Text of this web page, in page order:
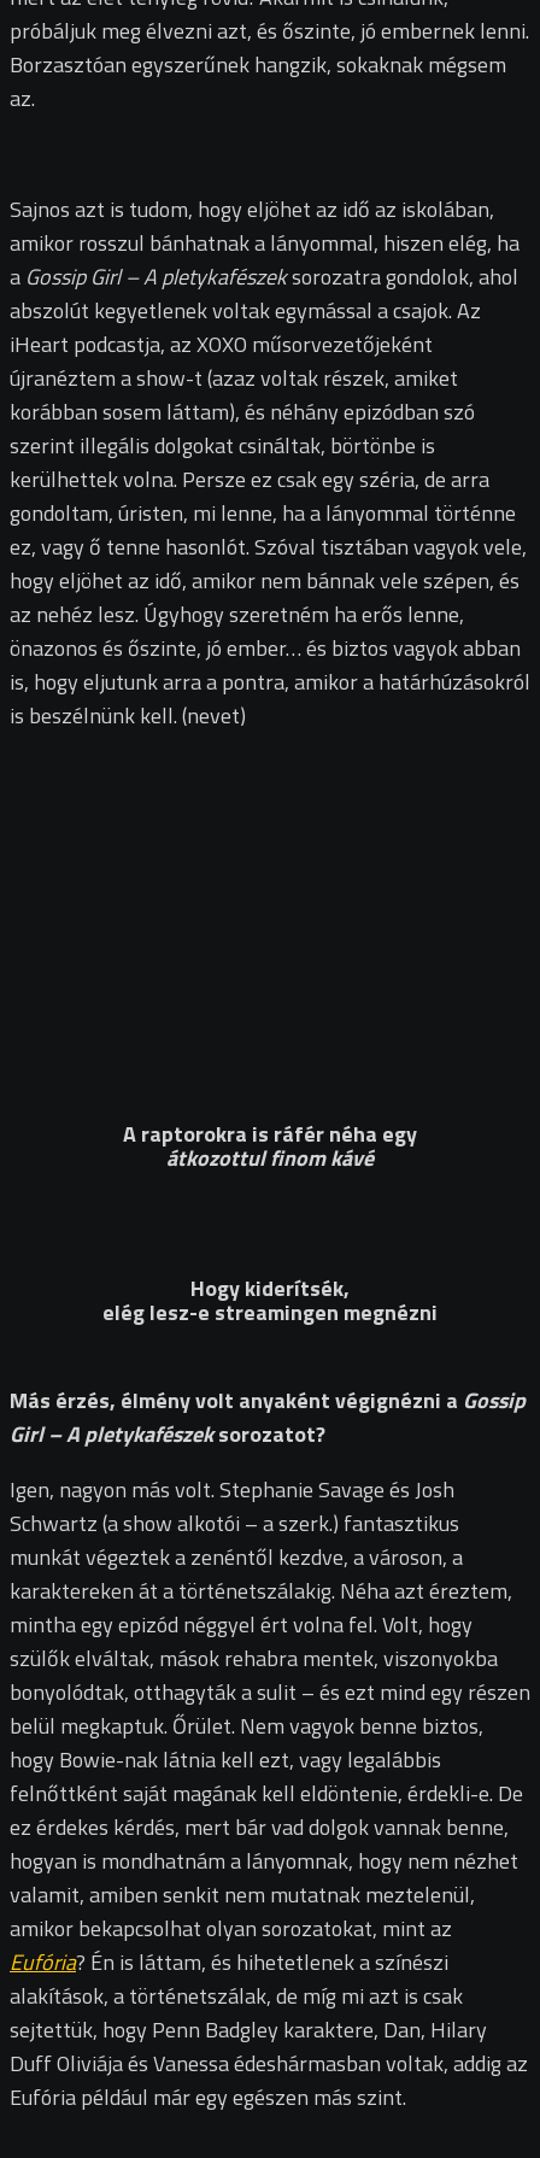
próbáljuk meg élvezni azt, és őszinte, jó embernek lenni.
Borzasztóan egyszerűnek hangzik, sokaknak mégsem
az.
Sajnos azt is tudom, hogy eljöhet az idő az iskolában,
amikor rosszul bánhatnak a lányommal, hiszen elég, ha
a Gossip Girl – A pletykafészeksorozatra gondolok, ahol
abszolút kegyetlenek voltak egymással a csajok. Az
iHeart podcastja, az XOXO műsorvezetőjeként
újranéztem a show-t (azaz voltak részek, amiket
korábban sosem láttam), és néhány epizódban szó
szerint illegális dolgokat csináltak, börtönbe is
kerülhettek volna. Persze ez csak egy széria, de arra
gondoltam, úristen, mi lenne, ha a lányommal történne
ez, vagy ő tenne hasonlót. Szóval tisztában vagyok vele,
hogy eljöhet az idő, amikor nem bánnak vele szépen, és
az nehéz lesz. Úgyhogy szeretném ha erős lenne,
önazonos és őszinte, jó ember… és biztos vagyok abban
is, hogy eljutunk arra a pontra, amikor a határhúzásokról
is beszélnünk kell. (nevet)
A raptorokra is ráfér néha egy
átkozottul finom kávé
Hogy kiderítsék,
elég lesz-e streamingen megnézni
Más érzés, élmény volt anyaként végignézni a Gossip
Girl – A pletykafészeksorozatot?
Igen, nagyon más volt. Stephanie Savage és Josh
Schwartz (a show alkotói – a szerk.) fantasztikus
munkát végeztek a zenéntől kezdve, a városon, a
karaktereken át a történetszálakig. Néha azt éreztem,
mintha egy epizód néggyel ért volna fel. Volt, hogy
szülők elváltak, mások rehabra mentek, viszonyokba
bonyolódtak, otthagyták a sulit – és ezt mind egy részen
belül megkaptuk. Őrület. Nem vagyok benne biztos,
hogy Bowie-nak látnia kell ezt, vagy legalábbis
felnőttként saját magának kell eldöntenie, érdekli-e. De
ez érdekes kérdés, mert bár vad dolgok vannak benne,
hogyan is mondhatnám a lányomnak, hogy nem nézhet
valamit, amiben senkit nem mutatnak meztelenül,
amikor bekapcsolhat olyan sorozatokat, mint az
Eufória? Én is láttam, és hihetetlenek a színészi
alakítások, a történetszálak, de míg mi azt is csak
sejtettük, hogy Penn Badgley karaktere, Dan, Hilary
Duff Oliviája és Vanessa édeshármasban voltak, addig az
Eufória például már egy egészen más szint.